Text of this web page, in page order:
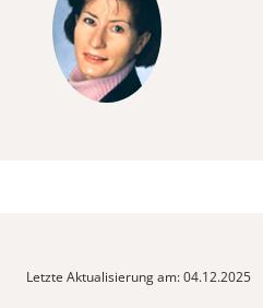
Letzte Aktualisierung am: 04.12.2025